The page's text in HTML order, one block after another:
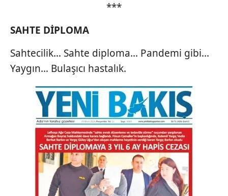
***
SAHTE DİPLOMA
Sahtecilik... Sahte diploma... Pandemi gibi...
Yaygın... Bulaşıcı hastalık.